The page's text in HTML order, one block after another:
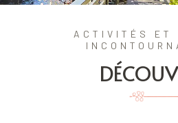
ACTIVITÉS ET